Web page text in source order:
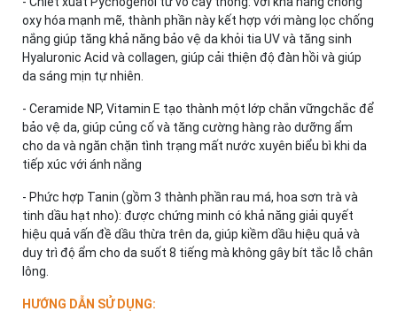
oxy hóa mạnh mẽ, thành phần này kết hợp với màng lọc chống
nắng giúp tăng khả năng bảo vệ da khỏi tia UV và tăng sinh
Hyaluronic Acid và collagen, giúp cải thiện độ đàn hồi và giúp
da sáng mịn tự nhiên.
- Ceramide NP, Vitamin E tạo thành một lớp chắn vữngchắc để
bảo vệ da, giúp củng cố và tăng cường hàng rào dưỡng ẩm
cho da và ngăn chặn tình trạng mất nước xuyên biểu bì khi da
tiếp xúc với ánh nắng
- Phức hợp Tanin (gồm 3 thành phần rau má, hoa sơn trà và
tinh dầu hạt nho): được chứng minh có khả năng giải quyết
hiệu quả vấn đề dầu thừa trên da, giúp kiềm dầu hiệu quả và
duy trì độ ẩm cho da suốt 8 tiếng mà không gây bít tắc lỗ chân
lông.
HƯỚNG DẪN SỬ DỤNG: